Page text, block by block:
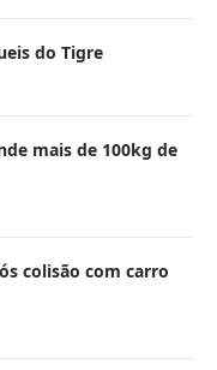
do Tigre
mais de 100kg de
colisão com carro